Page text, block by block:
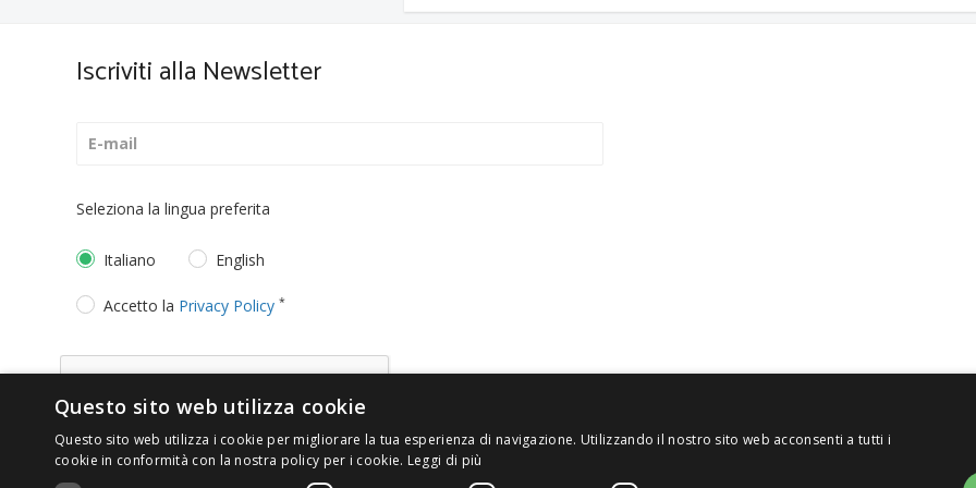
Iscriviti alla Newsletter
Seleziona la lingua preferita
Italiano English
Accetto la Privacy Policy *
Questo sito web utilizza cookie
Questo sito web utilizza i cookie per migliorare la tua esperienza di navigazione. Utilizzando il nostro sito web acconsenti a tutti i
cookie in conformità con la nostra policy per i cookie. Leggi di più